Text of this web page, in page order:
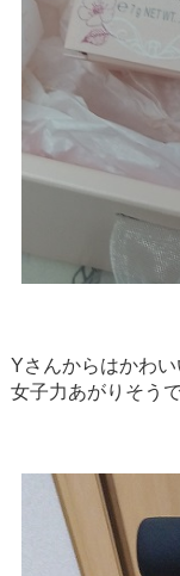
Yさんからはかわ
女子力あがりそう